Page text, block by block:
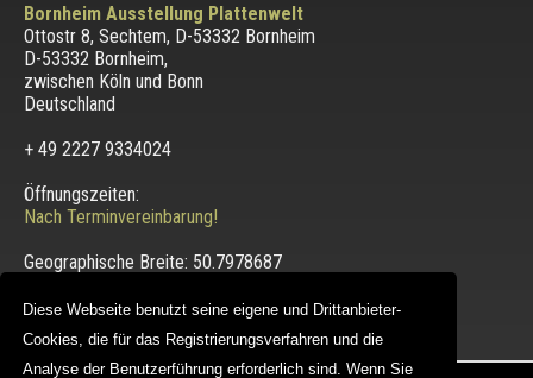
Diese Webseite benutzt seine eigene und Drittanbieter-
Cookies, die für das Registrierungsverfahren und die
Analyse der Benutzerführung erforderlich sind. Wenn Sie
Bornheim Ausstellung Plattenwelt
Ottostr 8, Sechtem, D-53332 Bornheim
D-53332 Bornheim,
zwischen Köln und Bonn
Deutschland
+ 49 2227 9334024
Öffnungszeiten:
Nach Terminvereinbarung!
Geographische Breite: 50.7978687
Wir befinden uns hier:Karte